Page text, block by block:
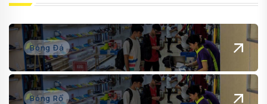
Bóng Đá
Bóng Rổ